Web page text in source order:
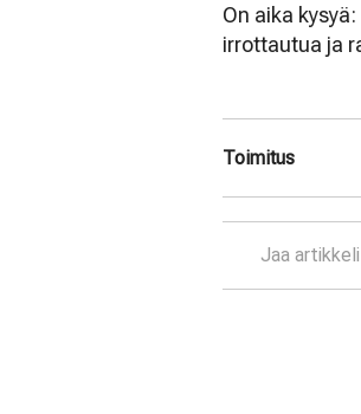
On aika
irrottautua ja
Toimitus
Jaa artikkeli